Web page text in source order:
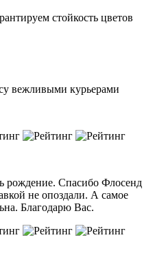
стойкость цветов
вежливыми курьерами
рождение. Спасибо Флосенд
не опоздали. А самое
Благодарю Вас.